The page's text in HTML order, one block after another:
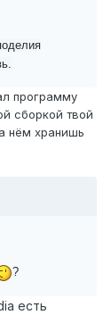
программу
сборкой твой
нём хранишь
?
есть